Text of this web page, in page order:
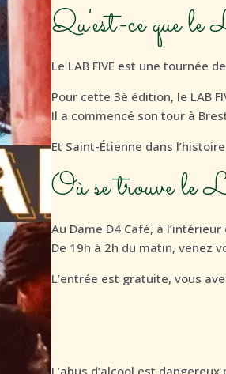
Qu'est-ce
Le LAB FIVE est une tournée
Pour cette 3è édition, le LAB
Il a commencé son tour à
Et Saint-Étienne dans
Où se
Au Dame D4 Café, à
De 19h à 2h du matin, venez
L’entrée est gratuite, vous
L’abus d’alcool est